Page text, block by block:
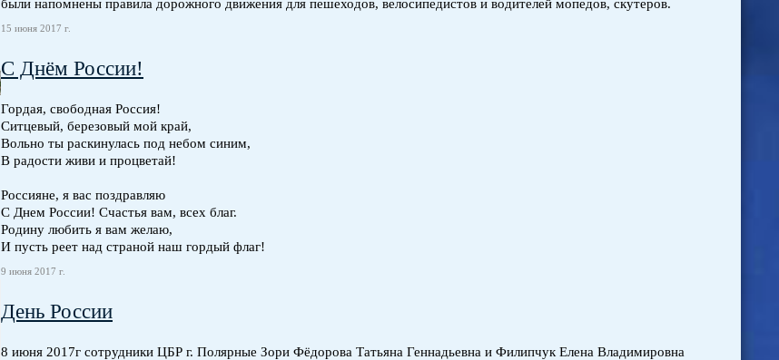
были напомнены правила дорожного движения для пешеходов, велосипедистов и водителей мопедов, скутеров.
15 июня 2017 г.
С Днём России!
Гордая, свободная Россия!
Ситцевый, березовый мой край,
Вольно ты раскинулась под небом синим,
В радости живи и процветай!
Россияне, я вас поздравляю
С Днем России! Счастья вам, всех благ.
Родину любить я вам желаю,
И пусть реет над страной наш гордый флаг!
9 июня 2017 г.
День России
8 июня 2017г сотрудники ЦБР г. Полярные Зори Фёдорова Татьяна Геннадьевна и Филипчук Елена Владимировна